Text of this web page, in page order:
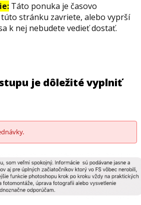
Táto ponuka je časovo
stránku zavriete, alebo vyprší
k nej nebudete vedieť dostať.
je dôležité vyplniť